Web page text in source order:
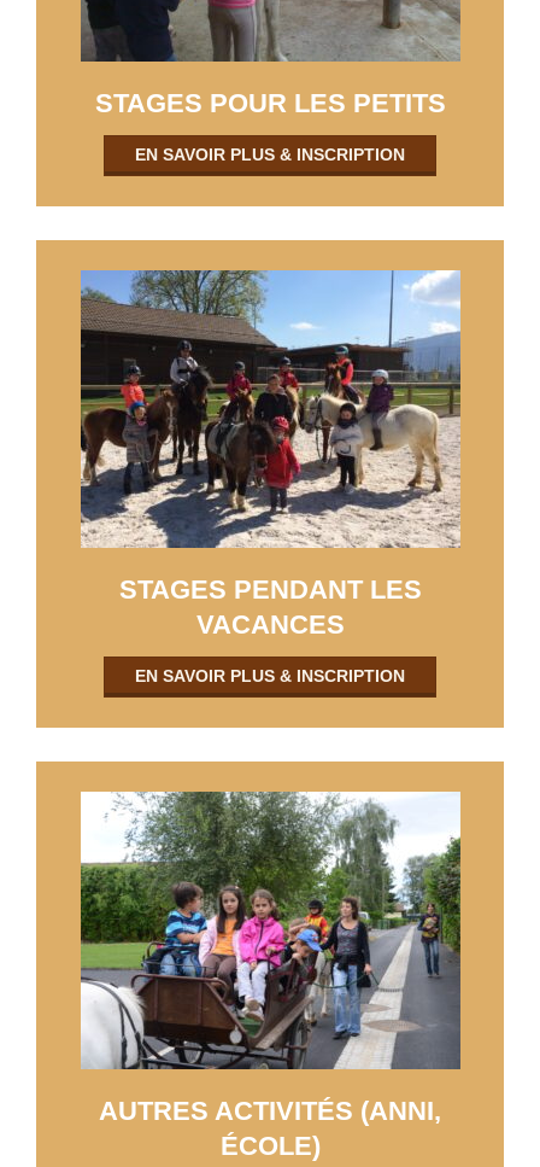
STAGES POUR LES PETITS
EN SAVOIR PLUS & INSCRIPTION
STAGES PENDANT LES
VACANCES
EN SAVOIR PLUS & INSCRIPTION
AUTRES ACTIVITÉS (ANNI,
ÉCOLE)